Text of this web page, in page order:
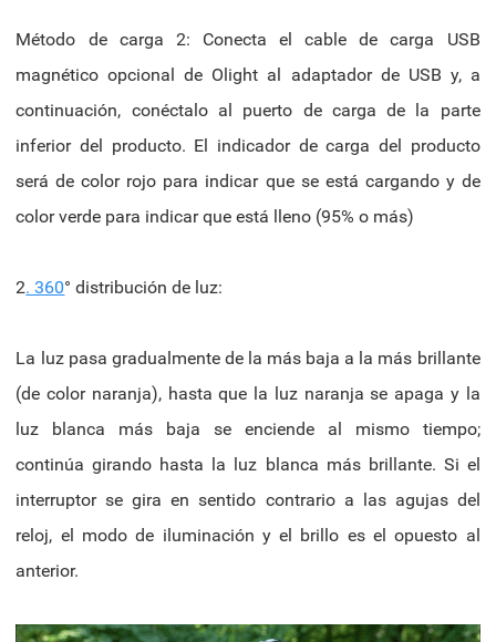
Método de carga 2: Conecta el cable de carga USB
magnético opcional de Olight al adaptador de USB y, a
continuación, conéctalo al puerto de carga de la parte
inferior del producto. El indicador de carga del producto
será de color rojo para indicar que se está cargando y de
color verde para indicar que está lleno (95% o más)
2. 360° distribución de luz:
La luz pasa gradualmente de la más baja a la más brillante
(de color naranja), hasta que la luz naranja se apaga y la
luz blanca más baja se enciende al mismo tiempo;
continúa girando hasta la luz blanca más brillante. Si el
interruptor se gira en sentido contrario a las agujas del
reloj, el modo de iluminación y el brillo es el opuesto al
anterior.